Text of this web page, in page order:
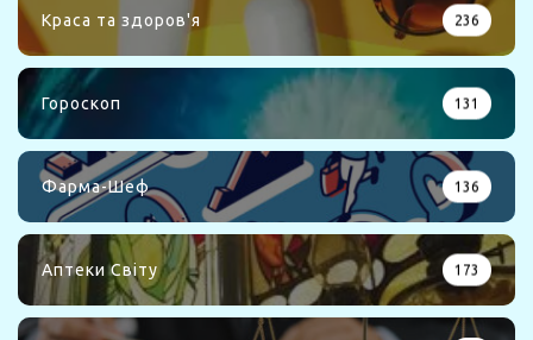
Краса та здоров'я 236
Гороскоп 131
Фарма-Шеф 136
Аптеки Світу 173